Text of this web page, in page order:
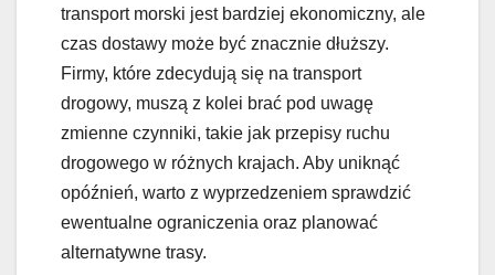
transport morski jest bardziej ekonomiczny, ale
czas dostawy może być znacznie dłuższy.
Firmy, które zdecydują się na transport
drogowy, muszą z kolei brać pod uwagę
zmienne czynniki, takie jak przepisy ruchu
drogowego w różnych krajach. Aby uniknąć
opóźnień, warto z wyprzedzeniem sprawdzić
ewentualne ograniczenia oraz planować
alternatywne trasy.